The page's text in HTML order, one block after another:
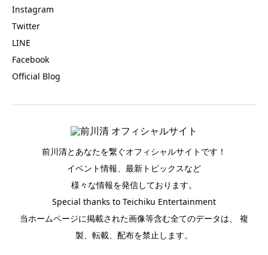
Instagram
Twitter
LINE
Facebook
Official Blog
前川清とあなたを繋ぐオフィシャルサイトです！
イベント情報、最新トピックスなど
様々な情報を発信しております。
Special thanks to Teichiku Entertainment
当ホームページに掲載された画像等含む全てのデータは、 複
製、転載、配布を禁止します。